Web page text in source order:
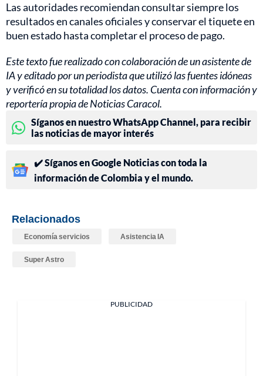
Las autoridades recomiendan consultar siempre los
resultados en canales oficiales y conservar el tiquete en
buen estado hasta completar el proceso de pago.
Este texto fue realizado con colaboración de un asistente de
IA y editado por un periodista que utilizó las fuentes idóneas
y verificó en su totalidad los datos. Cuenta con información y
reportería propia de Noticias Caracol.
Síganos en nuestro WhatsApp Channel, para recibir
las noticias de mayor interés
✔️ Síganos en Google Noticias con toda la
información de Colombia y el mundo.
Relacionados
Economía servicios Asistencia IA
Super Astro
PUBLICIDAD